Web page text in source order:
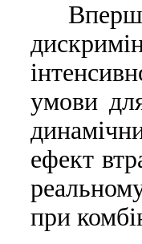
умови
ефект
при